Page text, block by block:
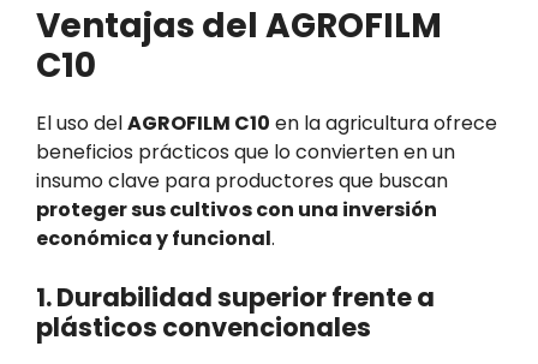
Ventajas del AGROFILM
C10
El uso delAGROFILM C10 en la agricultura ofrece
beneficios prácticos que lo convierten en un
insumo clave para productores que buscan
proteger sus cultivos con una inversión
económica y funcional.
1. Durabilidad superior frente a
plásticos convencionales